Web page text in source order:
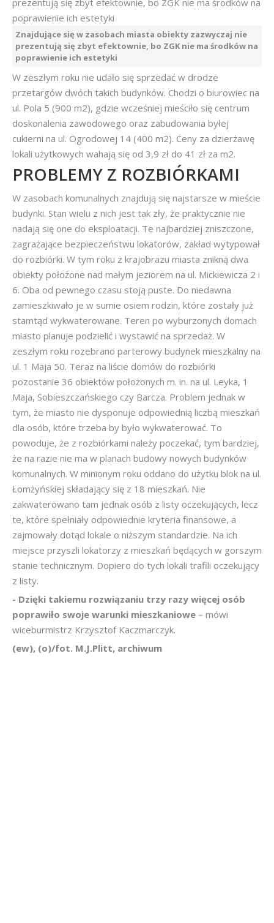
Znajdujące się w zasobach miasta obiekty zazwyczaj nie
prezentują się zbyt efektownie, bo ZGK nie ma środków na
poprawienie ich estetyki
W zeszłym roku nie udało się sprzedać w drodze
przetargów dwóch takich budynków. Chodzi o biurowiec na
ul. Pola 5 (900 m2), gdzie wcześniej mieściło się centrum
doskonalenia zawodowego oraz zabudowania byłej
cukierni na ul. Ogrodowej 14 (400 m2). Ceny za dzierżawę
lokali użytkowych wahają się od 3,9 zł do 41 zł za m2.
PROBLEMY Z ROZBIÓRKAMI
W zasobach komunalnych znajdują się najstarsze w mieście
budynki. Stan wielu z nich jest tak zły, że praktycznie nie
nadają się one do eksploatacji. Te najbardziej zniszczone,
zagrażające bezpieczeństwu lokatorów, zakład wytypował
do rozbiórki. W tym roku z krajobrazu miasta znikną dwa
obiekty położone nad małym jeziorem na ul. Mickiewicza 2 i
6. Oba od pewnego czasu stoją puste. Do niedawna
zamieszkiwało je w sumie osiem rodzin, które zostały już
stamtąd wykwaterowane. Teren po wyburzonych domach
miasto planuje podzielić i wystawić na sprzedaż. W
zeszłym roku rozebrano parterowy budynek mieszkalny na
ul. 1 Maja 50. Teraz na liście domów do rozbiórki
pozostanie 36 obiektów położonych m. in. na ul. Leyka, 1
Maja, Sobieszczańskiego czy Barcza. Problem jednak w
tym, że miasto nie dysponuje odpowiednią liczbą mieszkań
dla osób, które trzeba by było wykwaterować. To
powoduje, że z rozbiórkami należy poczekać, tym bardziej,
że na razie nie ma w planach budowy nowych budynków
komunalnych. W minionym roku oddano do użytku blok na ul.
Łomżyńskiej składający się z 18 mieszkań. Nie
zakwaterowano tam jednak osób z listy oczekujących, lecz
te, które spełniały odpowiednie kryteria finansowe, a
zajmowały dotąd lokale o niższym standardzie. Na ich
miejsce przyszli lokatorzy z mieszkań będących w gorszym
stanie technicznym. Dopiero do tych lokali trafili oczekujący
z listy.
- Dzięki takiemu rozwiązaniu trzy razy więcej osób
poprawiło swoje warunki mieszkaniowe – mówi
wiceburmistrz Krzysztof Kaczmarczyk.
(ew), (o)/fot. M.J.Plitt, archiwum